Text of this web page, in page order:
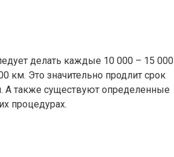
делать каждые 10 000 – 15 000
км. Это значительно продлит срок
А также существуют определенные
процедурах.